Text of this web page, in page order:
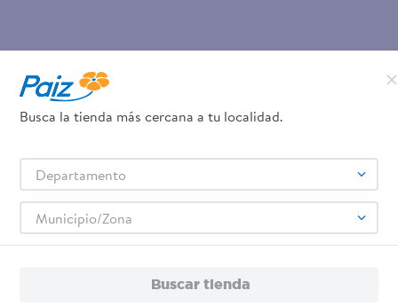
Busca la tienda más cercana a tu localidad.
Departamento
Municipio/Zona
Buscar tienda